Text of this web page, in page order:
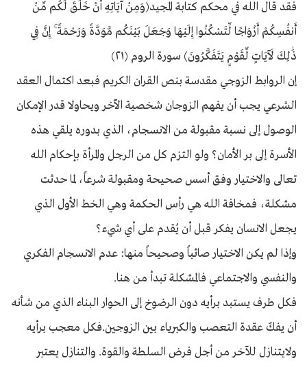
فقد قال الله في محكم كتابة المجيد(وَمِنْ آيَاتِهِ أَنْ خَلَقَ لَكُم مِّنْ
أَنفُسِكُمْ أَزْوَاجًا لِّتَسْكُنُوا إِلَيْهَا وَجَعَلَ بَيْنَكُم مَّوَدَّةً وَرَحْمَةً ۚ إِنَّ فِي
ذَٰلِكَ لَآيَاتٍ لِّقَوْمٍ يَتَفَكَّرُونَ) سورة الروم (٢١)
إن الروابط الزوجي مقدسة بنص القران الكريم فبعد اكتمال العقد
الشرعي يجب أن يفهم الزوجان شخصية الآخر ويحاولا قدر الإمكان
الوصول إلى نسبة مقبولة من الانسجام، الذي بدوره يلقي هذه
الأسرة إلى بر الأمان؟ ولو التزم كل من الرجل والمرأة بإحكام الله
تعالى والاختيار وفق أسس صحيحة ومقبولة شرعاً، لما حدثت
مشكلة، فمخافة الله هي رأس الحكمة وهي الخط الأول الذي
يجعل الانسان يفكر قبل أن يُقدم على أي شيء؟
وإذا لم يكن الاختيار صائباً وصحيحاً منها: عدم الانسجام الفكري
والنفسي والاجتماعي فالمشكلة تبدأ من هنا.
فكل طرف يستبد برأيه دون الرضوخ إلى الحوار البناء الذي من شأنه
أن يفكّ عقدة التعصب والكبرياء بين الزوجين.فكل معجب برأيه
ولايتنازل للآخر من أجل فرض السلطة والقوة. والتنازل يعتبر